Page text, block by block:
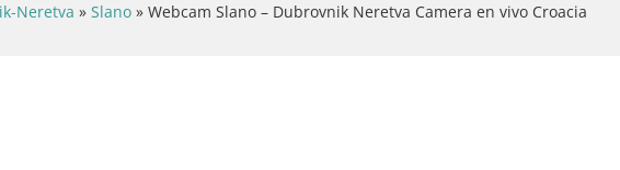
Neretva » Slano » Webcam Slano – Dubrovnik Neretva Camera en vivo Croacia